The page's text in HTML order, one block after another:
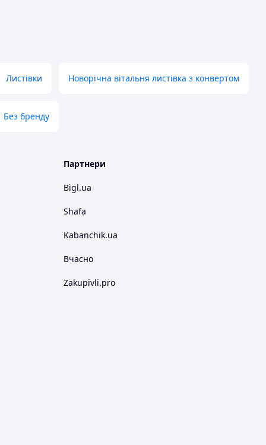
Листівки Новорічна вітальня листівка з конвертом
Без бренду
Партнери
Bigl.ua
Shafa
Kabanchik.ua
Вчасно
Zakupivli.pro